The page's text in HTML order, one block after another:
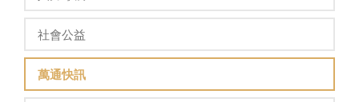
社會公益
萬通快訊